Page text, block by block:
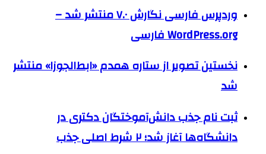
وردپرس فارسی نگارش ۷.۰ منتشر شد –
WordPress.org فارسی
نخستین تصویر از ستاره همدم «ابط‌الجوزا» منتشر
شد
ثبت نام جذب دانش‌آموختگان دکتری در
دانشگاه‌ها آغاز شد؛ ۲ شرط اصلی جذب